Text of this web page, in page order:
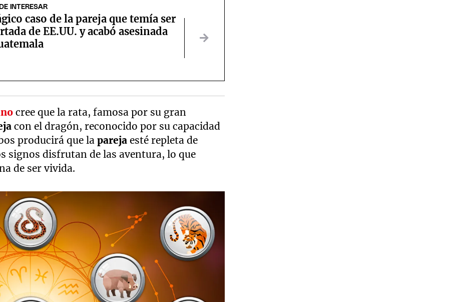
INTERESAR
caso de la pareja que temía ser
de EE.UU. y acabó asesinada
cree que la rata, famosa por su gran
con el dragón, reconocido por su capacidad
producirá que lapareja esté repleta de
signos disfrutan de las aventura, lo que
de ser vivida.